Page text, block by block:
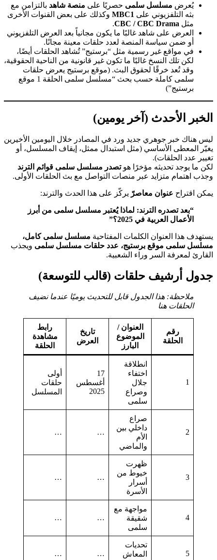
يُعرض مسلسل سلمى حصريًا على منصة شاهد بالتزامن مع
بثه التلفزيوني على MBC1 وكذلك على بعض القنوات الأخرى
مثل CBC / CBC Drama
.
العرض على شاهد غالبًا ما يكون مجانياً بعد العرض التلفزيوني
أو ضمن سياسة المنصة لعدد حلقات معينة مجانًا.
في مواقع غير رسمية مثل “برستيج” تُشاهد الحلقات أيضًا،
لكن تلك النسخ غالبًا ما تكون غير قانونية من الناحية الحقوقية،
وقد تُعد خرقًا لحقوق البث. (موقع برستيج يعرض حلقات
سلمى كاملة حسب بحث “مسلسل سلمى الحلقة 1 موقع
برستيج”)
الخبر الأحدث (آخر يومين)
ليس هناك خبر جوهري جديد ورد في المصادر خلال اليومين الأخيرين
يغيّر المعطى الأساسي (مثل استبدال ممثل، إيقاف المسلسل، أو
تغيير عدد الحلقات).
لكن ما يوجد تحديثه مؤخرًا هوتصدر مسلسل سلمى قوائم الترند
وجذب اهتمام متزايد عبر منصات التواصل مع بث الحلقات الأولى.
يمكن اقتراح عنوان معاصرّ يركّز على هذا الحدث والترند:
“بعد تصدره الترند: لماذا يُعتبر مسلسل سلمى من أبرز
الأعمال العربية في 2025؟”
يستهدف هذا العنوان الكلمات المفتاحية مسلسل سلمى كامل،
مسلسل سلمى موقع برستيج، عدد حلقات مسلسل سلمى ويجذب
القارئ لمعرفة السر وراء الشعبية.
جدول أرشيف حلقات (قالب للتوسعة)
ملاحظة: هذا الجدول قابل للتحديث يوميًا عندما نضيف
الحلقات هنا
رقم
الحلقة
العنوان /
الموضوع
البارز
تاريخ
العرض
رابط
مشاهدة
الحلقة
1
انطلاقة
اختفاء
جلال
وصراع
سلمى
17
أغسطس
2025
أولى
حلقات
المسلسل
2
صراع
داخلي بين
الأم
والماضي
…
…
3
ظهرت
خيوط من
أسرار
الأسرة
…
…
4
مواجهة مع
شقيقة
سلمى
…
…
5
تحديات
المعاش
…
…